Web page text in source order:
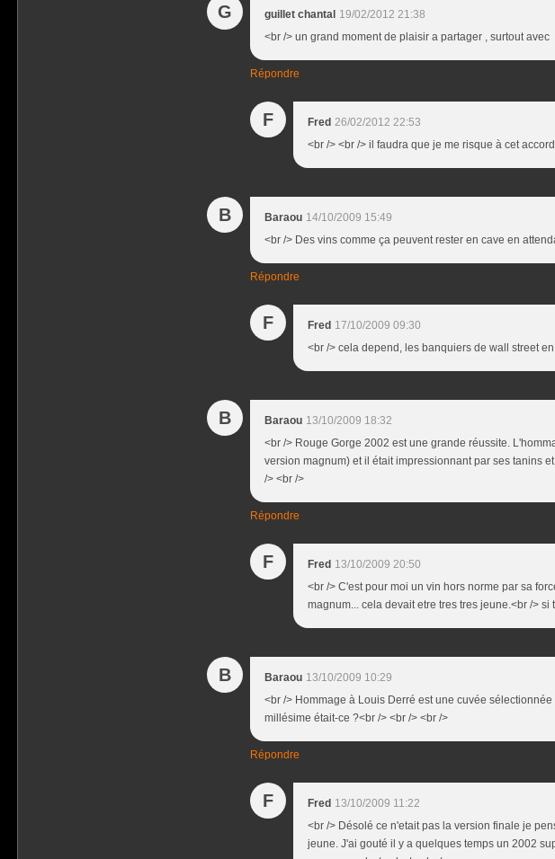
G guillet chantal 19/02/2012 21:38
<br /> un grand moment de plaisir a partager , surtout
Répondre
F Fred 26/02/2012 22:53
<br /> <br /> il faudra que je me risque à cet
B Baraou 14/10/2009 15:49
<br /> Des vins comme ça peuvent rester en cave en
Répondre
F Fred 17/10/2009 09:30
<br /> cela depend, les banquiers de wall street
B Baraou 13/10/2009 18:32
<br /> Rouge Gorge 2002 est une grande réussite.
version magnum) et il était impressionnant par ses tanins
/> <br />
Répondre
F Fred 13/10/2009 20:50
<br /> C'est pour moi un vin hors norme par sa
magnum... cela devait etre tres tres jeune.<br />
B Baraou 13/10/2009 10:29
<br /> Hommage à Louis Derré est une cuvée
millésime était-ce ?<br /> <br /> <br />
Répondre
F Fred 13/10/2009 11:22
<br /> Désolé ce n'etait pas la version finale je
jeune. J'ai gouté il y a quelques temps un 2002